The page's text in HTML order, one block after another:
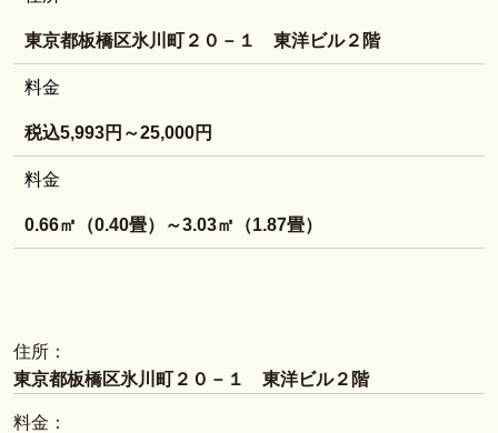
東京都板橋区氷川町２０－１ 東洋ビル２階
料金
税込5,993円～25,000円
料金
0.66㎡（0.40畳）～3.03㎡（1.87畳）
住所：
東京都板橋区氷川町２０－１ 東洋ビル２階
料金：